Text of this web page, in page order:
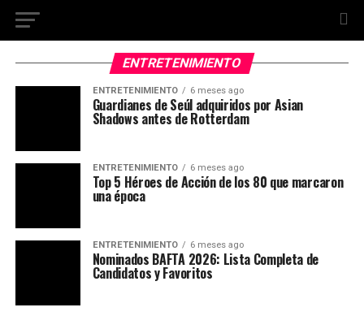
ENTRETENIMIENTO
ENTRETENIMIENTO 6 meses ago
Guardianes de Seúl adquiridos por Asian
Shadows antes de Rotterdam
ENTRETENIMIENTO 6 meses ago
Top 5 Héroes de Acción de los 80 que marcaron
una época
ENTRETENIMIENTO 6 meses ago
Nominados BAFTA 2026: Lista Completa de
Candidatos y Favoritos